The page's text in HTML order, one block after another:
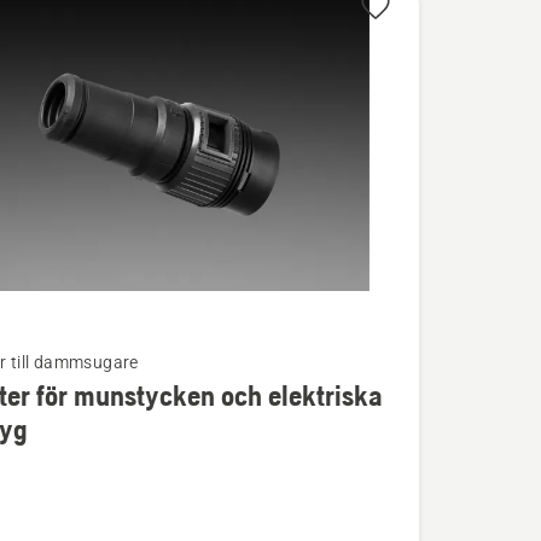
till dammsugare
för munstycken och elektriska